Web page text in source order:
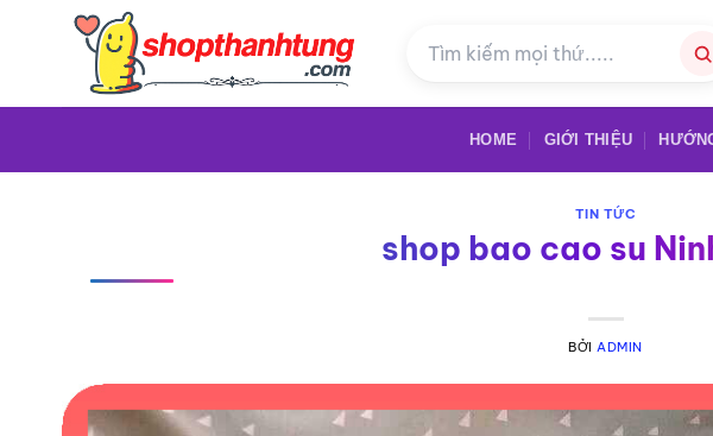
dung
HOME GIỚI THIỆU
TIN TỨC
shop bao cao su
BỞIADMIN